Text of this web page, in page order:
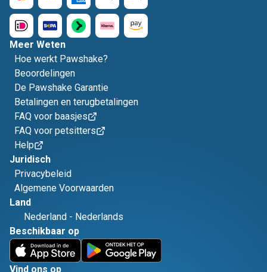
Meer Weten
Hoe werkt Pawshake?
Beoordelingen
De Pawshake Garantie
Betalingen en terugbetalingen
FAQ voor baasjes
FAQ voor petsitters
Help
Juridisch
Privacybeleid
Algemene Voorwaarden
Land
Nederland - Nederlands
Beschikbaar op
Vind ons op